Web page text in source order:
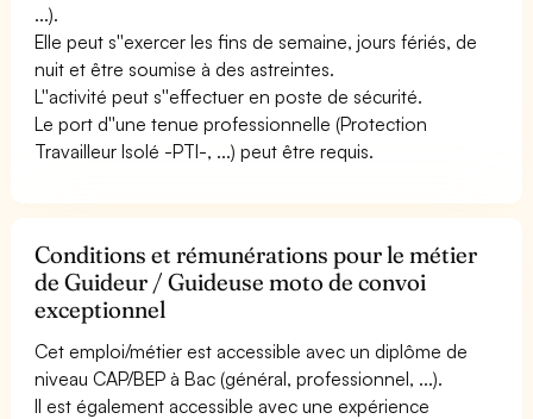
...).
Elle peut s''exercer les fins de semaine, jours fériés, de
nuit et être soumise à des astreintes.
L''activité peut s''effectuer en poste de sécurité.
Le port d''une tenue professionnelle (Protection
Travailleur Isolé -PTI-, ...) peut être requis.
Conditions et rémunérations pour le métier
de Guideur / Guideuse moto de convoi
exceptionnel
Cet emploi/métier est accessible avec un diplôme de
niveau CAP/BEP à Bac (général, professionnel, ...).
Il est également accessible avec une expérience